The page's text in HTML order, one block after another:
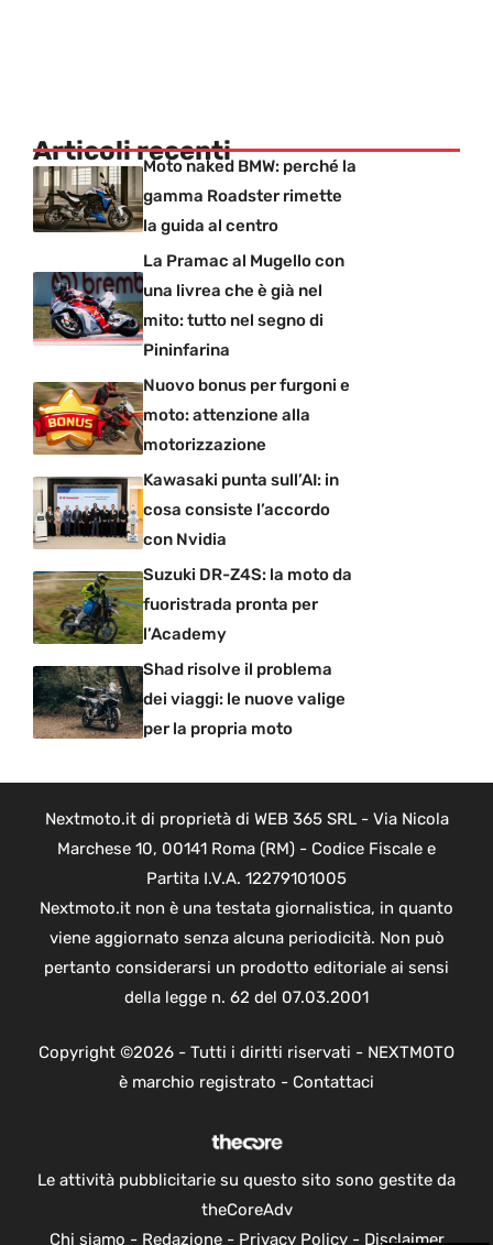
Articoli recentiMoto naked BMW: perché la
gamma Roadster rimette
la guida al centro
La Pramac al Mugello con
una livrea che è già nel
mito: tutto nel segno di
Pininfarina
Nuovo bonus per furgoni e
moto: attenzione alla
motorizzazione
Kawasaki punta sull’AI: in
cosa consiste l’accordo
con Nvidia
Suzuki DR-Z4S: la moto da
fuoristrada pronta per
l’Academy
Shad risolve il problema
dei viaggi: le nuove valige
per la propria moto
Nextmoto.it di proprietà di WEB 365 SRL - Via Nicola
Marchese 10, 00141 Roma (RM) - Codice Fiscale e
Partita I.V.A. 12279101005
Nextmoto.it non è una testata giornalistica, in quanto
viene aggiornato senza alcuna periodicità. Non può
pertanto considerarsi un prodotto editoriale ai sensi
della legge n. 62 del 07.03.2001
Copyright ©2026 - Tutti i diritti riservati - NEXTMOTO
è marchio registrato - Contattaci
Le attività pubblicitarie su questo sito sono gestite da
theCoreAdv
Chi siamo - Redazione- Privacy Policy- Disclaimer